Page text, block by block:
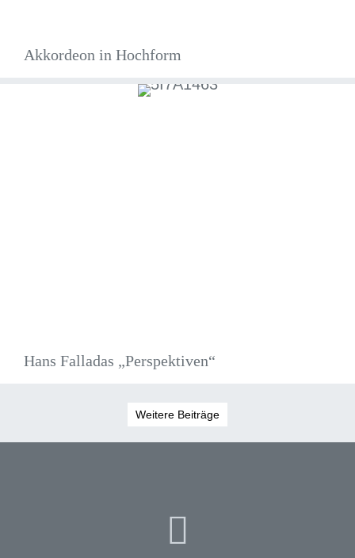
Akkordeon in Hochform
Hans Falladas „Perspektiven“
Weitere Beiträge